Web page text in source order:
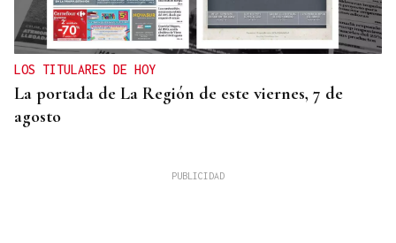
LOS TITULARES DE HOY
La portada de La Región de este viernes, 7 de
agosto